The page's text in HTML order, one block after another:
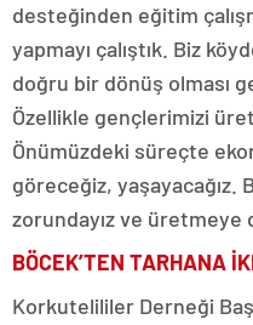
desteğinden eğitim
yapmayı çalıştık. Biz
doğru bir dönüş olması
Özellikle gençlerimizi
Önümüzdeki süreçte
göreceğiz, yaşayacağız.
zorundayız ve üretmeye
BÖCEK’TEN TARHANA
Korkutelililer Derneği